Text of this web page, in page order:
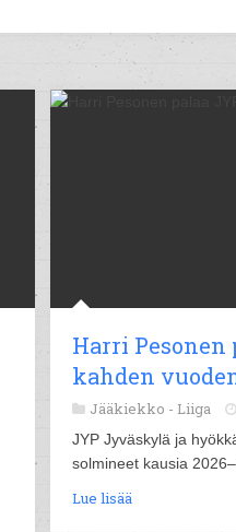
Harri
kahden
Jääkiekko - Liiga
JYP Jyväskylä ja
solmineet kausia
Lue lisää